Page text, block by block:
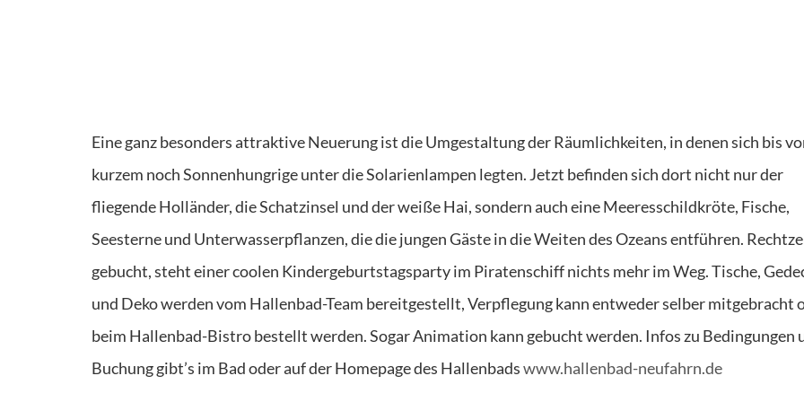
Eine ganz besonders attraktive Neuerung ist die Umgestaltung der Räumlichkeiten, in denen sich bis
kurzem noch Sonnenhungrige unter die Solarienlampen legten. Jetzt befinden sich dort nicht nur der
fliegende Holländer, die Schatzinsel und der weiße Hai, sondern auch eine Meeresschildkröte, Fische,
Seesterne und Unterwasserpflanzen, die die jungen Gäste in die Weiten des Ozeans entführen.
gebucht, steht einer coolen Kindergeburtstagsparty im Piratenschiff nichts mehr im Weg. Tische,
und Deko werden vom Hallenbad-Team bereitgestellt, Verpflegung kann entweder selber mitgebracht
beim Hallenbad-Bistro bestellt werden. Sogar Animation kann gebucht werden. Infos zu Bedingungen
Buchung gibt’s im Bad oder auf der Homepage des Hallenbadswww.hallenbad-neufahrn.de